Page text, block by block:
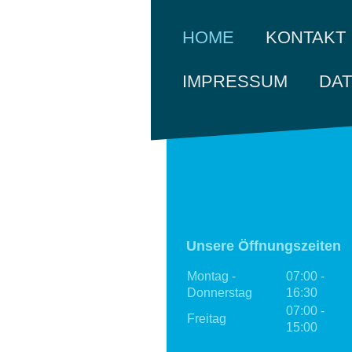
HOME KONTAKT
IMPRESSUM
Unsere Öffnungszeiten
Montag -
Donnerstag
07:00 -
16:30
Freitag
07:00 -
15:00